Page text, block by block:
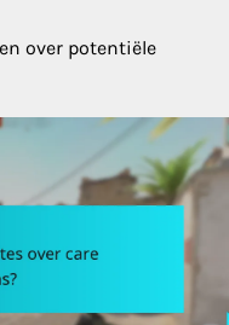
over potentiële